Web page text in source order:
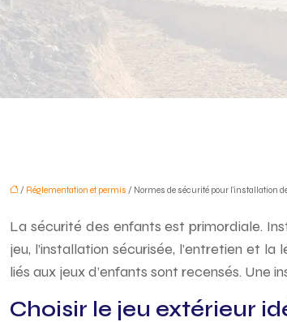
/ Réglementation et permis / Normes de sécurité pour l’installation
La sécurité des enfants est primordiale.
jeu, l’installation sécurisée, l’entretien et
liés aux jeux d’enfants sont recensés.
Choisir le jeu extérieur